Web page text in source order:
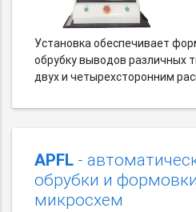
Установка обеспечивает
обрубку выводов различных
двух и четырехсторонним
APFL -
обрубки и
микросхем